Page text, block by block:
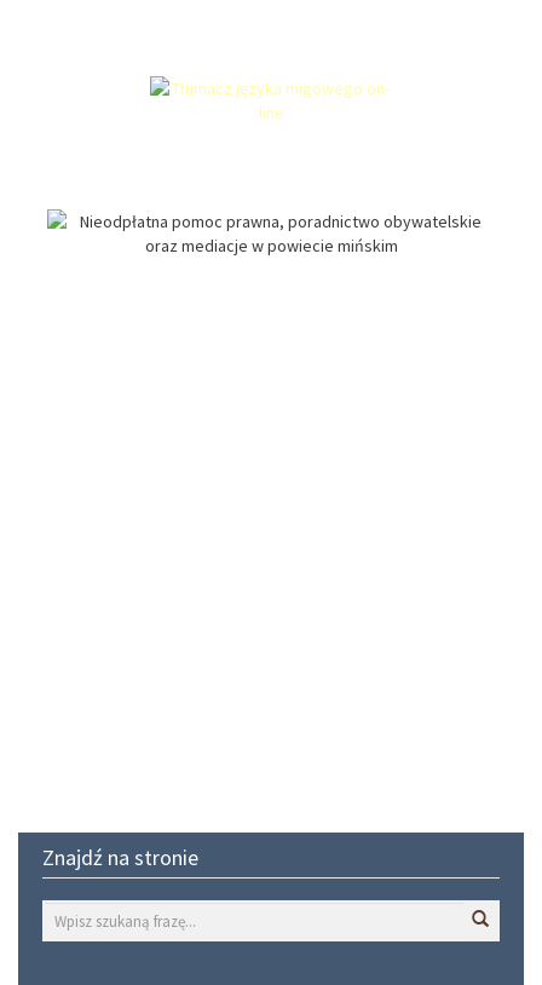
Znajdź na stronie